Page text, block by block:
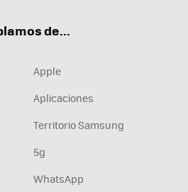
de...
Apple
Aplicaciones
Territorio Samsung
5g
WhatsApp